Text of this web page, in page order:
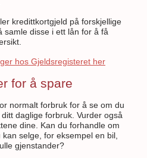
kredittkortgjeld på forskjellige
samle disse i ett lån for å få
hos Gjeldsregisteret her
for å spare
normalt forbruk for å se om du
daglige forbruk. Vurder også
dine. Kan du forhandle om
selge, for eksempel en bil,
gjenstander?